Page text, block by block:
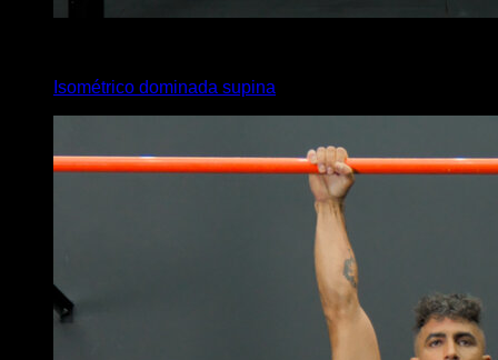
Isométrico dominada supina